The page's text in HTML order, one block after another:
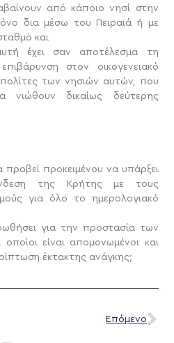
από κάποιο νησί στην
δια μέσω του Πειραιά ή με
και
έχει σαν αποτέλεσμα τη
στον οικογενειακό
των νησιών αυτών, που
νιώθουν δικαίως δεύτερης
προκειμένου να υπάρξει
της Κρήτης με τους
για όλο το ημερολογιακό
για την προστασία των
είναι απομονωμένοι και
έκτακτης ανάγκης;
Επόμενο